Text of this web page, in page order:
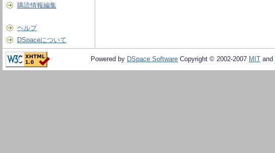
購読情報編集
ヘルプ
DSpaceについて
Powered by DSpace Software Copyright © 2002-2007 MIT and